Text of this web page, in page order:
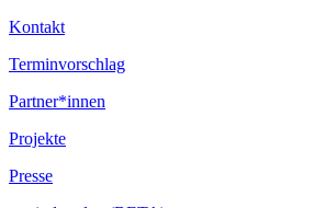
Kontakt
Terminvorschlag
Partner*innen
Projekte
Presse